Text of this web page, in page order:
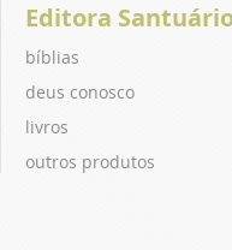
Editora
bíblias
deus conosco
livros
outros produtos